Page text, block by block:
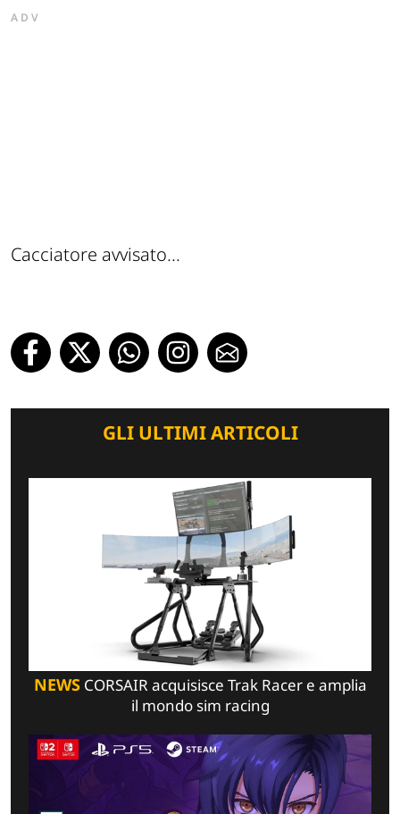
ADV
Cacciatore avvisato...
GLI ULTIMI ARTICOLI
NEWSCORSAIR acquisisce Trak Racer e amplia
il mondo sim racing